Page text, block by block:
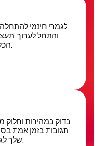
והתחל לערוך.
בדוק במהירות
תגובות בזמן אמת